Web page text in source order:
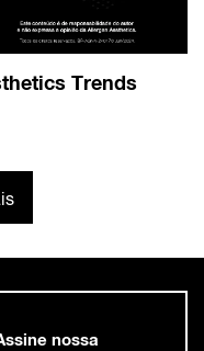
Trends
nossa